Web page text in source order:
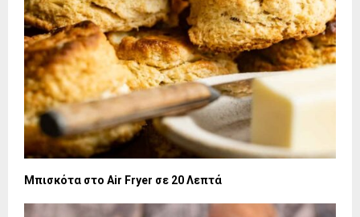
Μπισκότα στο Air Fryer σε 20 Λεπτά